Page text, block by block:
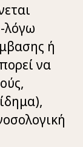
λόγω
ή
να